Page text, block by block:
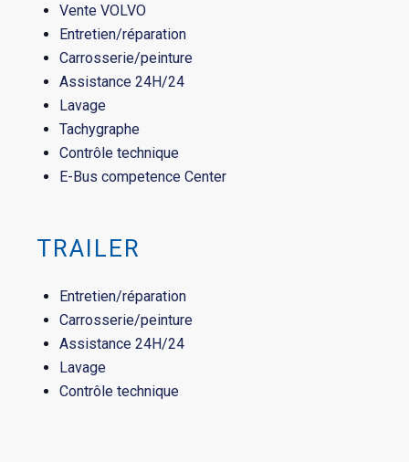
Vente VOLVO
Entretien/réparation
Carrosserie/peinture
Assistance 24H/24
Lavage
Tachygraphe
Contrôle technique
E-Bus competence Center
TRAILER
Entretien/réparation
Carrosserie/peinture
Assistance 24H/24
Lavage
Contrôle technique